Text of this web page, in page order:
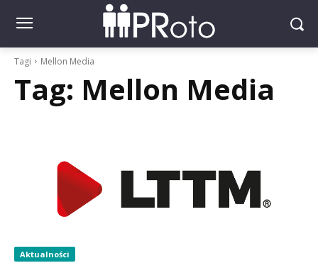
Tagi Mellon Media
Tag: Mellon Media
Aktualności